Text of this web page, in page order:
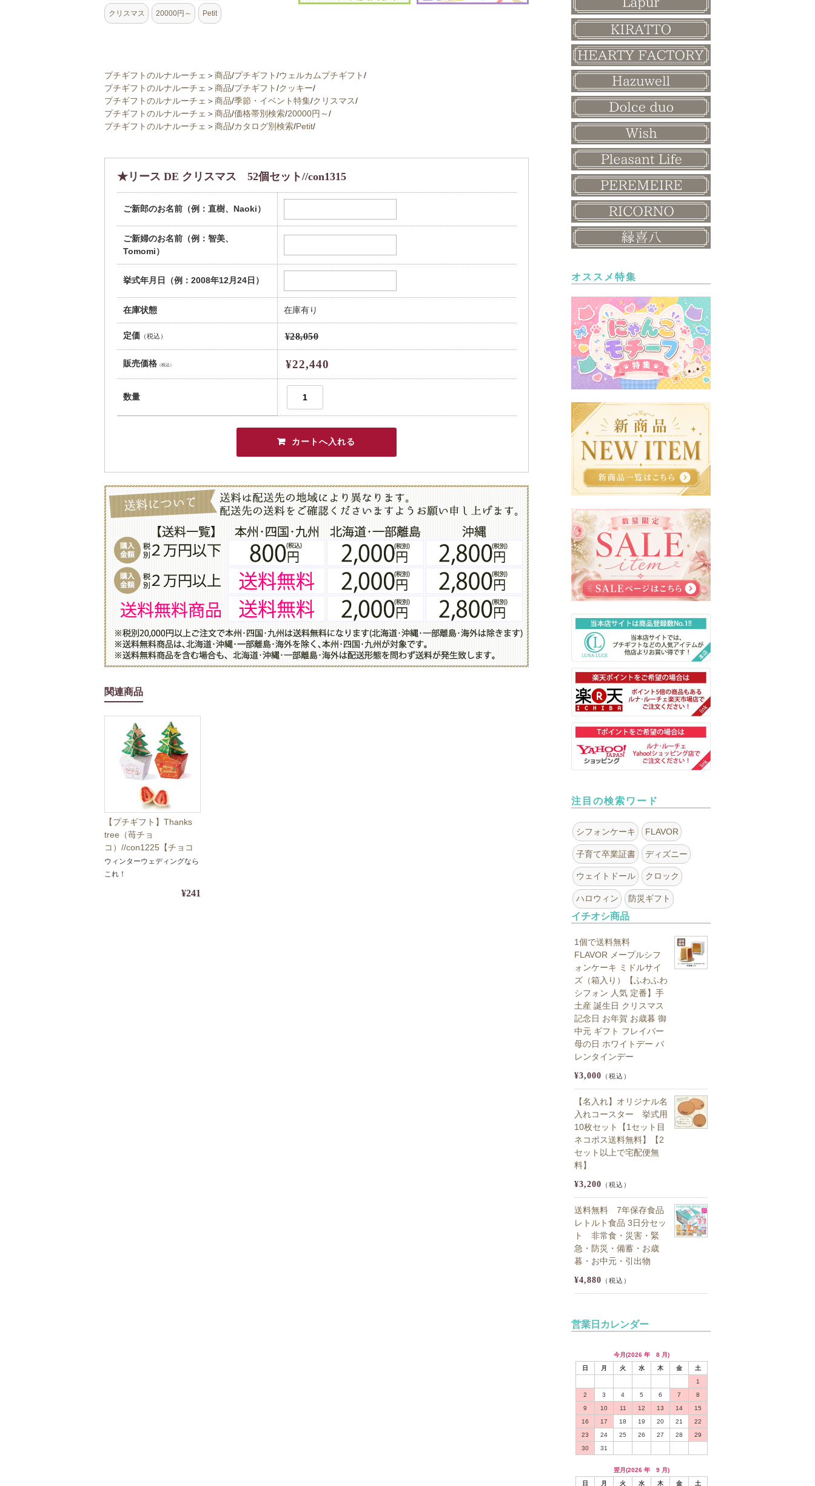
クリスマス 20000円～ Petit
プチギフトのルナルーチェ ＞商品/プチギフト/ウェルカムプチギフト/
プチギフトのルナルーチェ ＞商品/プチギフト/クッキー/
プチギフトのルナルーチェ ＞商品/季節・イベント特集/クリスマス/
プチギフトのルナルーチェ ＞商品/価格帯別検索/20000円～/
プチギフトのルナルーチェ ＞商品/カタログ別検索/Petit/
★リース DE クリスマス 52個セット//con1315
ご新郎のお名前（例：直樹、Naoki）
ご新婦のお名前（例：智美、
Tomomi）
挙式年月日（例：2008年12月24日）
在庫状態 在庫有り
定価 （税込） ¥28,050
販売価格（税込） ¥22,440
数量
関連商品
【プチギフト】Thanks
tree（苺チョ
コ）//con1225【チョコ
レート・期間限定・クリ
スマス】※20個よりご注
ウィンターウェディングなら
これ！
¥241
オススメ特集
注目の検索ワード
シフォンケーキ FLAVOR
子育て卒業証書 ディズニー
ウェイトドール クロック
ハロウィン 防災ギフト
イチオシ商品
1個で送料無料
FLAVOR メープルシフ
ォンケーキ ミドルサイ
ズ（箱入り）【ふわふわ
シフォン 人気 定番】手
土産 誕生日 クリスマス
記念日 お年賀 お歳暮 御
中元 ギフト フレイバー
母の日 ホワイトデー バ
レンタインデー
¥3,000 （税込）
【名入れ】オリジナル名
入れコースター 挙式用
10枚セット【1セット目
ネコポス送料無料】【2
セット以上で宅配便無
料】
¥3,200 （税込）
送料無料 7年保存食品
レトルト食品 3日分セッ
ト 非常食・災害・緊
急・防災・備蓄・お歳
暮・お中元・引出物
¥4,880 （税込）
営業日カレンダー
今月(2026 年 8 月)
日
月 火 水 木 金
土
1
2
3 4 5 6 7
8
9
10 11 12 13 14
15
16
17 18 19 20 21
22
23
24 25 26 27 28
29
30
31
翌月(2026 年 9 月)
日
月 火 水 木 金 土